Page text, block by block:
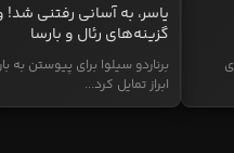
یاسر، به آسانی رفتنی شد!
گزینه‌های رئال و بارسا
برناردو سیلوا برای پیوستن به
ابراز تمایل کرد...